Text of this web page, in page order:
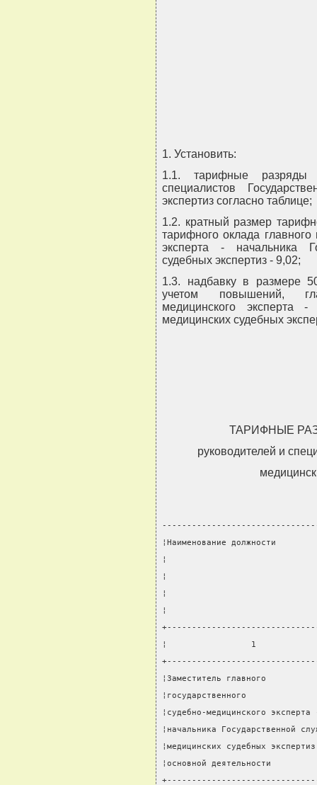
1. Установить:
1.1. тарифные разряды
специалистов
экспертиз согласно таблице;
1.2. кратный размер
тарифного оклада главного
эксперта - начальника
судебных экспертиз - 9,02;
1.3. надбавку в размере
учетом повышений,
медицинского эксперта -
медицинских судебных
ТАРИФНЫЕ
руководителей и
¦Наименование должности
¦
¦
¦
¦
¦                 1
¦Заместитель главного
¦государственного
¦судебно-медицинского
¦начальника
¦медицинских судебных
¦основной деятельности